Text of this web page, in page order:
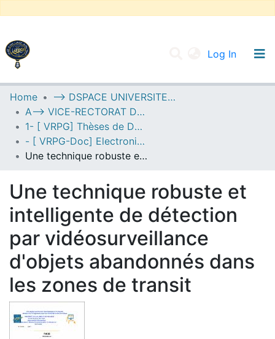
Log In
UNIVERSITY OF D.L SIDI BEL ABBES
Communities & Collections
All of DSpace
Statistics
Home
--> DSPACE UNIVERSITE DJILALLI LIABES DE SIDI BEL ABBES
A--> VICE-RECTORAT DE LA POST-GRADUATION
1- [ VRPG] Thèses de Doctorat
- [ VRPG-Doc] Electronique --- إلكترونيك
Une technique robuste et intelligente de détection par vidéosurveillance d'objets abandonnés dans les zones de transit
Une technique robuste et
intelligente de détection
par vidéosurveillance
d'objets abandonnés dans
les zones de transit